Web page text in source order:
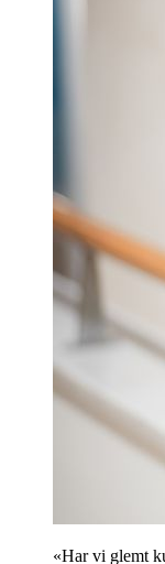
«Har vi glemt